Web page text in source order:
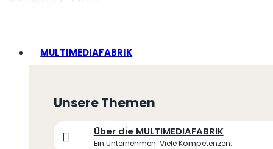
MULTIMEDIAFABRIK
Unsere Themen
Über die MULTIMEDIAFABRIK
Ein Unternehmen. Viele Kompetenzen.